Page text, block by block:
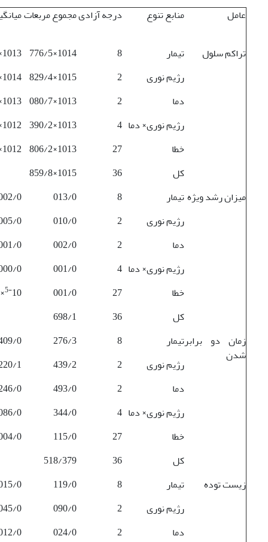
عامل
منابع تنوع درجه آزادیمجموع مربعات
تراکم سلول تیمار 8
1014×776/5
1013×220/7
رژیم نوری
2
1015×829/4
1014×414/2
دما
2
1013×080/7
1013×540/3
رژیم نوری× دما 4
1013×390/2
1012×976/5
خطا
27
1013×806/2
1012×039/1
کل
36
1015×859/8
میزان رشد ویژهتیمار 8
013/0
0
رژیم نوری
2
010/0
0
دما
2
002/0
0
رژیم نوری× دما 4
001/0
0
خطا
27
001/0
5-10×155/2
کل
36
698/1
زمان دو برابر
شدن
تیمار 8
276/3
0
رژیم نوری
2
439/2
1
دما
2
493/0
0
رژیم نوری× دما 4
344/0
0
خطا
27
115/0
0
کل
36
518/379
زیست توده
تیمار 8
119/0
0
رژیم نوری
2
090/0
0
دما
2
024/0
0